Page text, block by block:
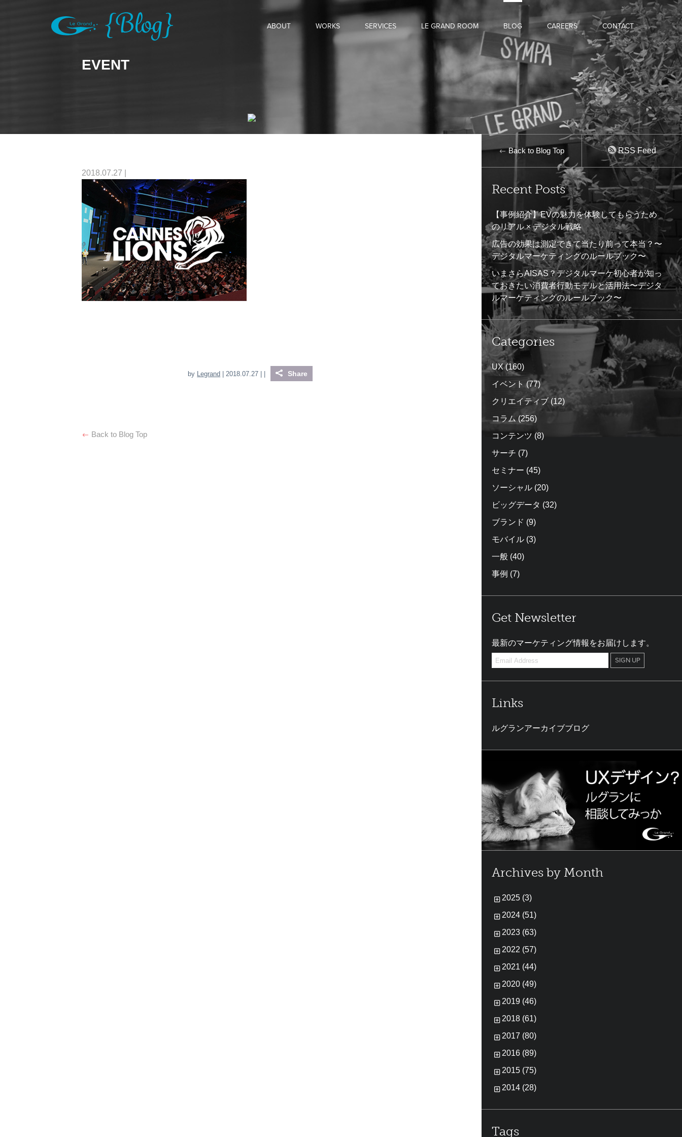
ABOUT WORKS SERVICES LE GRAND ROOM BLOG CAREERS CONTACT
EVENT
2018.07.27
by Legrand | 2018.07.27 | Share
Back to Blog Top
Back to Blog Top RSS Feed
Recent Posts
【事例紹介】EVの魅力を体験してもらうため
のリアル × デジタル戦略
広告の効果は測定できて当たり前って本当？〜
デジタルマーケティングのルールブック〜
いまさらAISAS？デジタルマーケ初心者が知っ
ておきたい消費者行動モデルと活用法〜デジタ
ルマーケティングのルールブック〜
Categories
UX(160)
イベント(77)
クリエイティブ(12)
コラム (256)
コンテンツ (8)
サーチ (7)
セミナー (45)
ソーシャル (20)
ビッグデータ (32)
ブランド (9)
モバイル (3)
一般 (40)
事例 (7)
Get Newsletter
最新のマーケティング情報をお届けします。
Links
ルグランアーカイブブログ
Archives by Month
2025 (3)
2024 (51)
2023 (63)
2022 (57)
2021 (44)
2020 (49)
2019 (46)
2018 (61)
2017 (80)
2016 (89)
2015 (75)
2014 (28)
Tags